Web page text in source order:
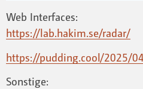
Web Interfaces:
https://lab.hakim.se/radar/
https://pudding.cool/2025/
Sonstige: